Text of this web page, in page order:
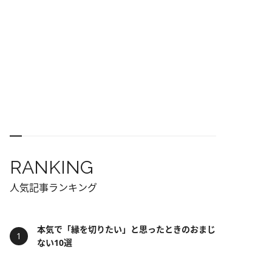
RANKING
人気記事ランキング
本気で「縁を切りたい」と思ったときのおまじ
ない10選